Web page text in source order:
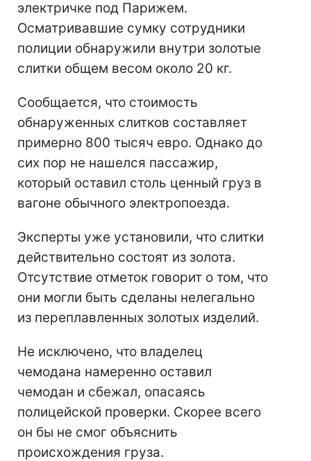
электричке под Парижем.
Осматривавшие сумку сотрудники
полиции обнаружили внутри золотые
слитки общем весом около 20 кг.
Сообщается, что стоимость
обнаруженных слитков составляет
примерно 800 тысяч евро. Однако до
сих пор не нашелся пассажир,
который оставил столь ценный груз в
вагоне обычного электропоезда.
Эксперты уже установили, что слитки
действительно состоят из золота.
Отсутствие отметок говорит о том, что
они могли быть сделаны нелегально
из переплавленных золотых изделий.
Не исключено, что владелец
чемодана намеренно оставил
чемодан и сбежал, опасаясь
полицейской проверки. Скорее всего
он бы не смог объяснить
происхождения груза.